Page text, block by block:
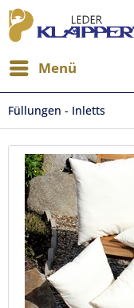
Menü
Füllungen - Inletts